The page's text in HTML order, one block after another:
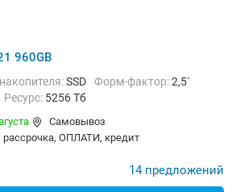
960GB
накопителя:SSD Форм-фактор:2,5`
Ресурс: 5256 Тб
Самовывоз
рассрочка, ОПЛАТИ, кредит
14 предложений